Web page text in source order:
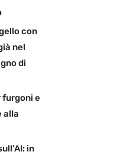
con
nel
di
furgoni e
alla
in